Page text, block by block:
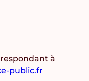
à
public.fr